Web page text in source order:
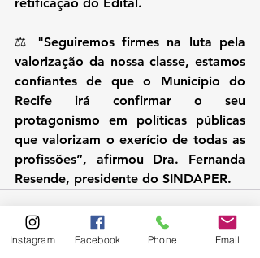
⚖ "Seguiremos firmes na luta pela
valorização da nossa classe, estamos
confiantes de que o Município do
Recife irá confirmar o seu
protagonismo em políticas públicas
que valorizam o exerício de todas as
profissões”, afirmou Dra. Fernanda
Resende, presidente do SINDAPER.
Instagram Facebook Phone Email